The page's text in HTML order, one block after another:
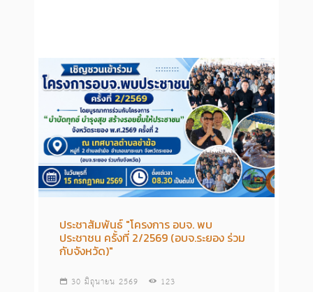
ประชาสัมพันธ์ "โครงการ อบจ. พบ
ประชาชน ครั้งที่ 2/2569 (อบจ.ระยอง ร่วม
กับจังหวัด)"
30 มิถุนายน 2569 123